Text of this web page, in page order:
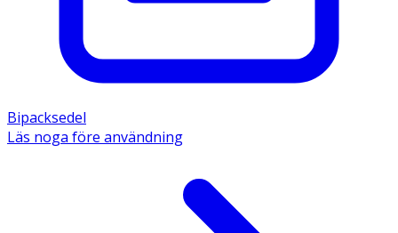
Bipacksedel
Läs noga före användning